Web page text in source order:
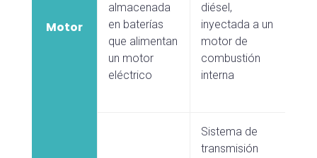
Motor
almacenada
en baterías
que alimentan
un motor
eléctrico
diésel,
inyectada a un
motor de
combustión
interna
Sistema de
transmisión